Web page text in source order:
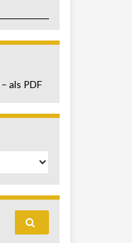
– als PDF